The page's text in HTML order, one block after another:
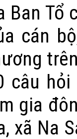
Ban Tổ
cán
câu
gia
xã Na